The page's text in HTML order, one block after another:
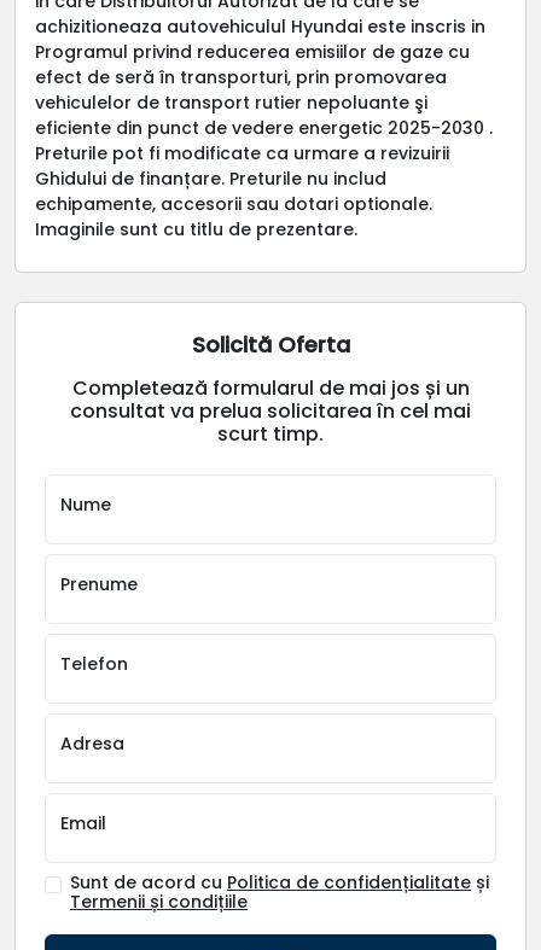
achizitioneaza autovehiculul Hyundai este inscris in
Programul privind reducerea emisiilor de gaze cu
efect de seră în transporturi, prin promovarea
vehiculelor de transport rutier nepoluante şi
eficiente din punct de vedere energetic 2025-2030 .
Preturile pot fi modificate ca urmare a revizuirii
Ghidului de finanțare. Preturile nu includ
echipamente, accesorii sau dotari optionale.
Imaginile sunt cu titlu de prezentare.
Solicită Oferta
Completează formularul de mai jos și un
consultat va prelua solicitarea în cel mai
scurt timp.
Nume
Prenume
Telefon
Adresa
Email
Sunt de acord cu Politica de confidențialitate și
Termenii și condițiile